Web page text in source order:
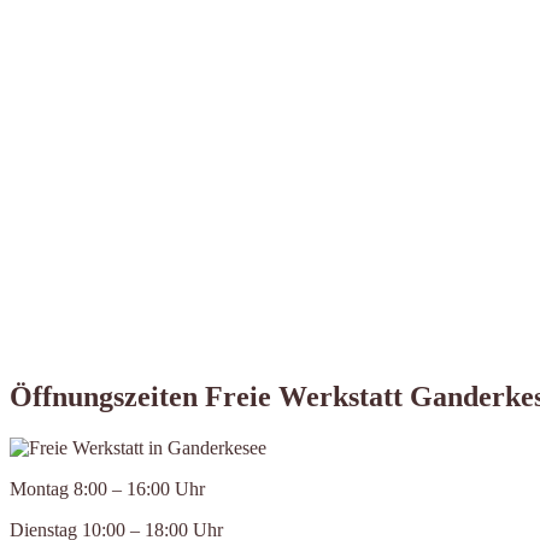
Öffnungszeiten Freie Werkstatt
Montag 8:00 – 16:00 Uhr
Dienstag 10:00 – 18:00 Uhr